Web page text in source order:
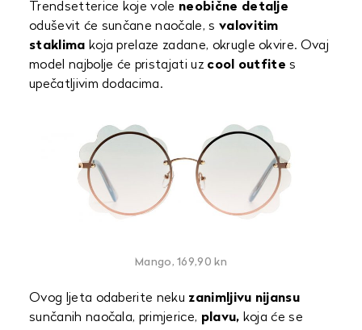
Trendsetterice koje vole neobične detalje
oduševit će sunčane naočale, s valovitim
staklima koja prelaze zadane, okrugle okvire. Ovaj
model najbolje će pristajati uz cool outfite s
upečatljivim dodacima.
Mango, 169,90 kn
Ovog ljeta odaberite neku zanimljivu nijansu
sunčanih naočala, primjerice, plavu, koja će se